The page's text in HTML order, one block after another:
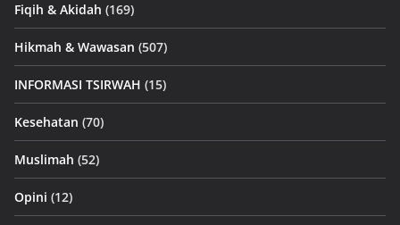
Fiqih & Akidah (169)
Hikmah & Wawasan (507)
INFORMASI TSIRWAH (15)
Kesehatan (70)
Muslimah (52)
Opini (12)